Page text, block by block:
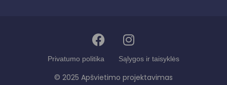
Privatumo politika Sąlygos ir taisyklės
© 2025 Apšvietimo projektavimas